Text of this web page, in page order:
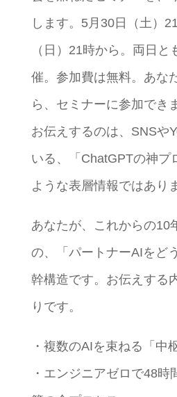
します。5月30日（土）
（日）21時から。両日と
催。参加費は無料。あな
ら、セミナーに参加でき
お伝えするのは、SNSや
いる、「ChatGPTの神プ
ような表層情報ではあり
あなたが、これからの10
の、「パートナーAIをど
幹構造です。お伝えする
りです。
・複数のAIを束ねる「中
・エンジニアゼロで48時